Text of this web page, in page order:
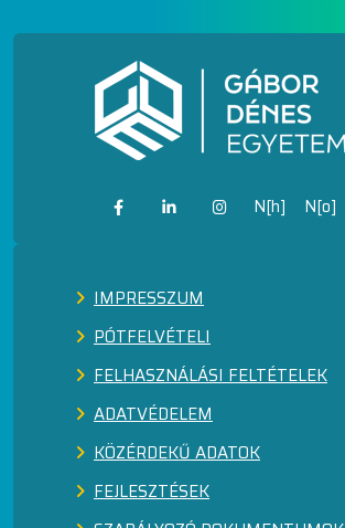
N[h] N[o]
IMPRESSZUM
PÓTFELVÉTELI
FELHASZNÁLÁSI FELTÉTELEK
ADATVÉDELEM
KÖZÉRDEKŰ ADATOK
FEJLESZTÉSEK